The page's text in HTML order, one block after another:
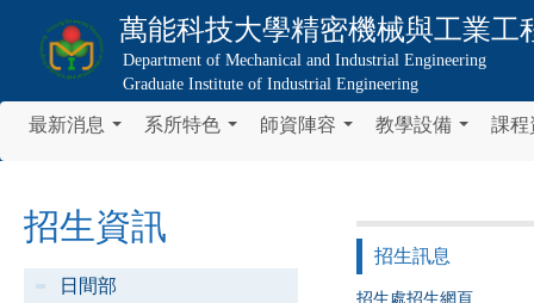
萬能科技大學精密機械與工業工
Department of Mechanical and Industrial Engineering
Graduate Institute of Industrial Engineering
最新消息 系所特色 師資陣容 教學設備 課程
招生資訊
日間部
招生訊息
招生處招生網頁